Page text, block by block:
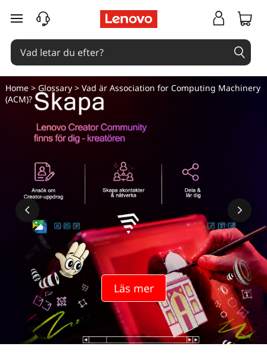
V
a
d
ä
i
hoppa vidare till huvudinnehållet
Läs mer
Home> Glossary> Vad är Association for Computing Machinery
(ACM)?